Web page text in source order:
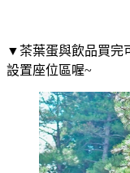
▼茶葉蛋與飲品買完
設置座位區喔~